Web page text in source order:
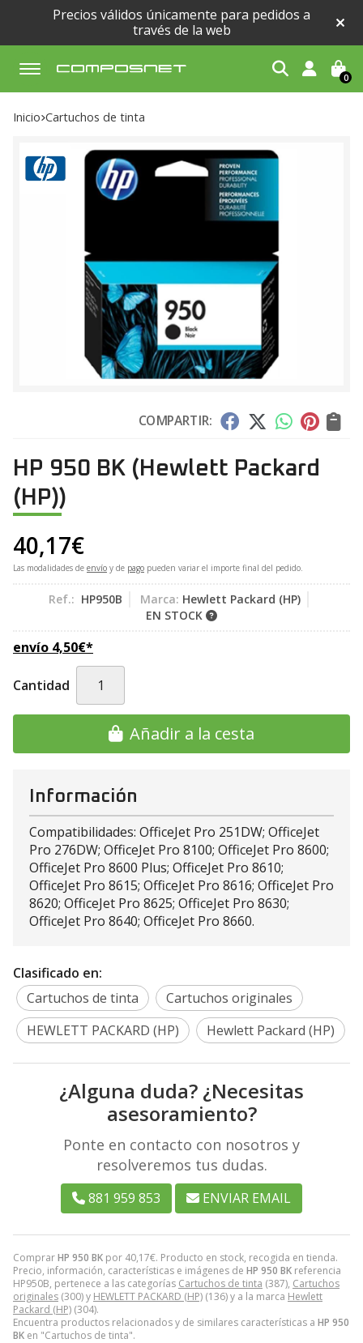
Precios válidos únicamente para pedidos a
través de la web
Buscar 0
Inicio cartuchos de tinta
COMPARTIR:
HP 950 BK (Hewlett Packard
(HP))
40,17€
Las modalidades de envío y de pago pueden variar el importe final del pedido.
Ref.: HP950B Marca: Hewlett Packard (HP)
EN STOCK
envío 4,50€*
Cantidad
Añadir a la cesta
ComprarHP 950 BK por 40,17€. Producto en stock, recogida en tienda.
Precio, información, características e imágenes de HP 950 BK referencia
HP950B, pertenece a las categorías Cartuchos de tinta (387), Cartuchos
originales (300) y HEWLETT PACKARD (HP) (136) y a la marca Hewlett
Packard (HP) (304).
Encuentra productos relacionados y de similares características a HP 950
BK en "Cartuchos de tinta".
Información
Compatibilidades: OfficeJet Pro 251DW; OfficeJet
Pro 276DW; OfficeJet Pro 8100; OfficeJet Pro 8600;
OfficeJet Pro 8600 Plus; OfficeJet Pro 8610;
OfficeJet Pro 8615; OfficeJet Pro 8616; OfficeJet Pro
8620; OfficeJet Pro 8625; OfficeJet Pro 8630;
OfficeJet Pro 8640; OfficeJet Pro 8660.
Clasificado en:
Cartuchos de tinta
Cartuchos originales
HEWLETT PACKARD (HP)
Hewlett Packard (HP)
¿Alguna duda? ¿Necesitas
asesoramiento?
Ponte en contacto con nosotros y
resolveremos tus dudas.
881 959 853 ENVIAR EMAIL